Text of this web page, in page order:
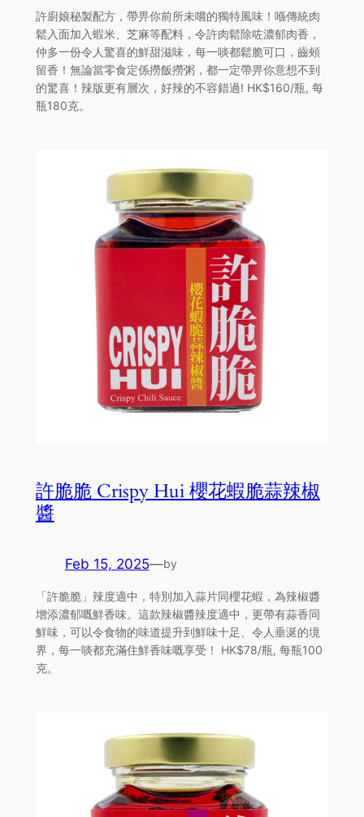
許廚娘秘製配方，帶畀你前所未嚐的獨特風味！喺傳統肉
鬆入面加入蝦米、芝麻等配料，令許肉鬆除咗濃郁肉香，
仲多一份令人驚喜的鮮甜滋味，每一啖都鬆脆可口，齒頰
留香！無論當零食定係撈飯撈粥，都一定帶畀你意想不到
的驚喜！辣版更有層次，好辣的不容錯過! HK$160/瓶, 每
瓶180克。
許脆脆 Crispy Hui 櫻花蝦脆蒜辣椒
醬
Feb 15, 2025—by
「許脆脆」辣度適中，特別加入蒜片同櫻花蝦，為辣椒醬
增添濃郁嘅鮮香味。這款辣椒醬辣度適中，更帶有蒜香同
鮮味，可以令食物的味道提升到鮮味十足、令人垂涎的境
界，每一啖都充滿住鮮香味嘅享受！ HK$78/瓶, 每瓶100
克。